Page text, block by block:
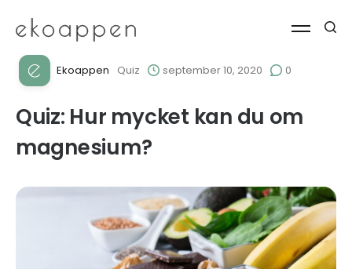
Ekoappen Quiz september 10, 2020 0
Quiz: Hur mycket kan du om
magnesium?